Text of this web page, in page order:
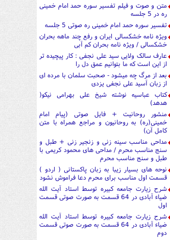
متن و صوت و فیلم تفسیر سوره حمد امام خمینی
ره در 5 جلسه
تفسیر سوره حمد امام خمینی ره صوتی 5 جلسه
ویژه نامه خشکسالی ایران و رفع چند ماهه بحران
خشکسالی / ویژه نامه بحران کم آبی
عارف سالک ولایی سید علی نجفی : کار پیچیده تر
از این است که ما بتوانیم عمق دل را
بعد از مرگ چه میشود - صحبت سلمان با مرده ای
از زبان آسید علی نجفی یزدی
کتاب عباسیه نوشته شیخ علی بهرامی نیکو(
هدهد)
منشور روحانیت + فایل صوتی (پیام امام
خمینی(ره) به روحانیون و مراجع همراه با متن
کامل آن)
مداحی مناسب سینه زنی و زنجیر زنی + طبل و
سنج مناسب محرم / مداحی های محمود کریمی با
طبل و سنج مناسب محرم
نوحه های بسیار زیبا به زبان پاکستانی ( اردو )
قسمت اول مناسب برای محرم دعا فراموش نشود
شرح زیارت جامعه کبیره توسط استاد آیت الله
ضیاء آبادی در 64 قسمت به صورت صوتی قسمت
اول
شرح زیارت جامعه کبیره توسط استاد آیت الله
ضیاء آبادی در 64 قسمت به صورت صوتی قسمت
دوم